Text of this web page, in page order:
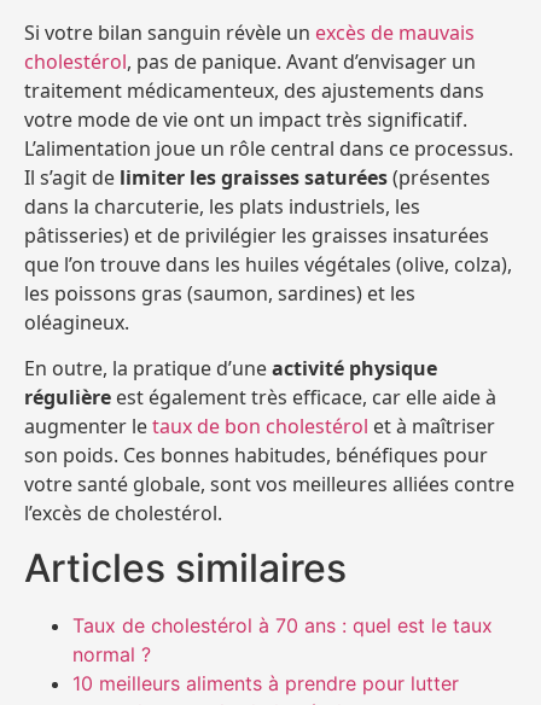
Si votre bilan sanguin révèle un excès de mauvais
cholestérol, pas de panique. Avant d’envisager un
traitement médicamenteux, des ajustements dans
votre mode de vie ont un impact très significatif.
L’alimentation joue un rôle central dans ce processus.
Il s’agit de limiter les graisses saturées(présentes
dans la charcuterie, les plats industriels, les
pâtisseries) et de privilégier les graisses insaturées
que l’on trouve dans les huiles végétales (olive, colza),
les poissons gras (saumon, sardines) et les
oléagineux.
En outre, la pratique d’uneactivité physique
régulière est également très efficace, car elle aide à
augmenter letaux de bon cholestérol et à maîtriser
son poids. Ces bonnes habitudes, bénéfiques pour
votre santé globale, sont vos meilleures alliées contre
l’excès de cholestérol.
Articles similaires
Taux de cholestérol à 70 ans : quel est le taux
normal ?
10 meilleurs aliments à prendre pour lutter